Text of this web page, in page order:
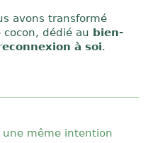
avons transformé
cocon, dédié au bien-
à soi.
une même intention